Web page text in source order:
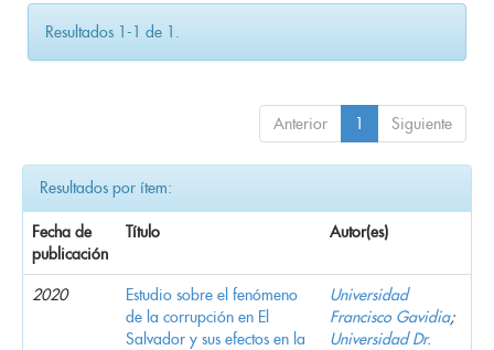
Resultados 1-1 de 1.
Anterior 1 Siguiente
Resultados por ítem:
Fecha de
publicación
Título Autor(es)
2020
Estudio sobre el fenómeno
de la corrupción en El
Salvador y sus efectos en la
Universidad
Francisco Gavidia;
Universidad Dr.